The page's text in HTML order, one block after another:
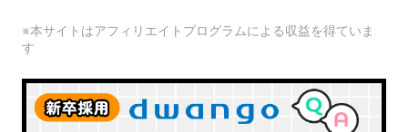
※本サイトはアフィリエイトプログラムによる収益を得ていま
す